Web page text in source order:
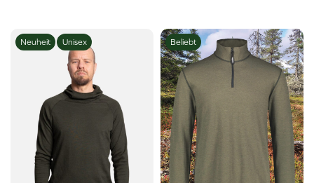
Neuheit Unisex Beliebt